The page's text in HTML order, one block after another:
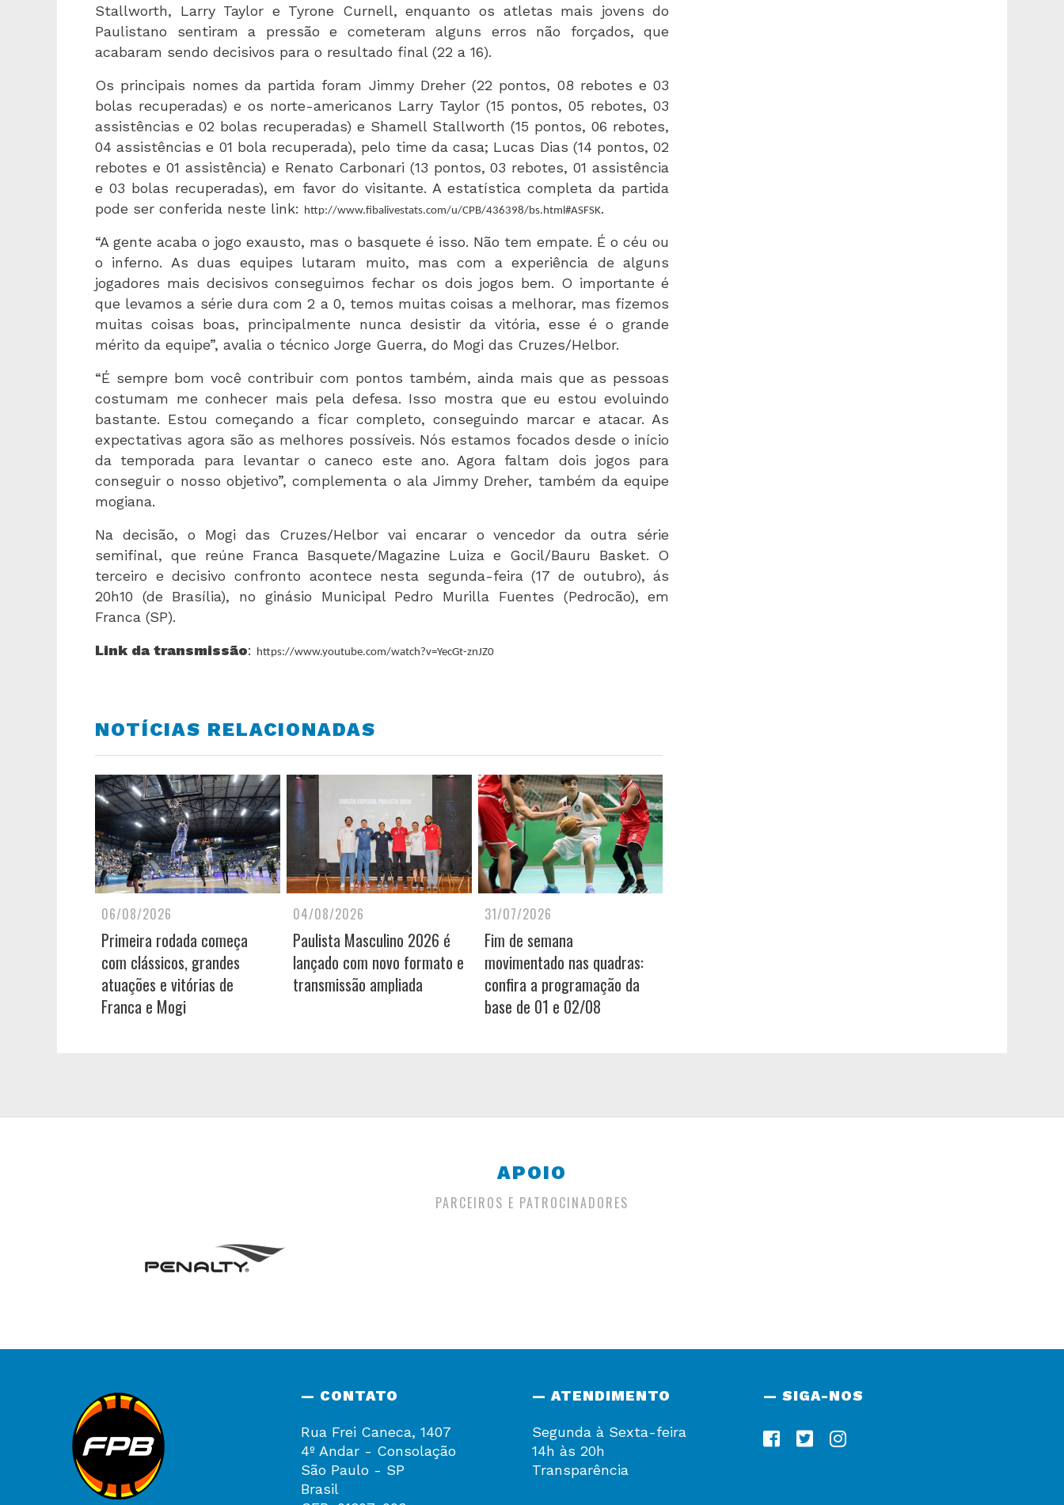
Stallworth, Larry Taylor e Tyrone Curnell, enquanto os atletas mais jovens do
Paulistano sentiram a pressão e cometeram alguns erros não forçados, que
acabaram sendo decisivos para o resultado final (22 a 16).
Os principais nomes da partida foram Jimmy Dreher (22 pontos, 08 rebotes e 03
bolas recuperadas) e os norte-americanos Larry Taylor (15 pontos, 05 rebotes, 03
assistências e 02 bolas recuperadas) e Shamell Stallworth (15 pontos, 06 rebotes,
04 assistências e 01 bola recuperada), pelo time da casa; Lucas Dias (14 pontos, 02
rebotes e 01 assistência) e Renato Carbonari (13 pontos, 03 rebotes, 01 assistência
e 03 bolas recuperadas), em favor do visitante. A estatística completa da partida
pode ser conferida neste link: http://www.fibalivestats.com/u/CPB/436398/bs.html#ASFSK.
“A gente acaba o jogo exausto, mas o basquete é isso. Não tem empate. É o céu ou
o inferno. As duas equipes lutaram muito, mas com a experiência de alguns
jogadores mais decisivos conseguimos fechar os dois jogos bem. O importante é
que levamos a série dura com 2 a 0, temos muitas coisas a melhorar, mas fizemos
muitas coisas boas, principalmente nunca desistir da vitória, esse é o grande
mérito da equipe”, avalia o técnico Jorge Guerra, do Mogi das Cruzes/Helbor.
“É sempre bom você contribuir com pontos também, ainda mais que as pessoas
costumam me conhecer mais pela defesa. Isso mostra que eu estou evoluindo
bastante. Estou começando a ficar completo, conseguindo marcar e atacar. As
expectativas agora são as melhores possíveis. Nós estamos focados desde o início
da temporada para levantar o caneco este ano. Agora faltam dois jogos para
conseguir o nosso objetivo”, complementa o ala Jimmy Dreher, também da equipe
mogiana.
Na decisão, o Mogi das Cruzes/Helbor vai encarar o vencedor da outra série
semifinal, que reúne Franca Basquete/Magazine Luiza e Gocil/Bauru Basket. O
terceiro e decisivo confronto acontece nesta segunda-feira (17 de outubro), ás
20h10 (de Brasília), no ginásio Municipal Pedro Murilla Fuentes (Pedrocão), em
Franca (SP).
Link da transmissão: https://www.youtube.com/watch?v=YecGt-znJZ0
NOTÍCIAS RELACIONADAS
06/08/2026
Primeira rodada começa
com clássicos, grandes
atuações e vitórias de
Franca e Mogi
04/08/2026
Paulista Masculino 2026 é
lançado com novo formato e
transmissão ampliada
31/07/2026
Fim de semana
movimentado nas quadras:
confira a programação da
base de 01 e 02/08
APOIO
PARCEIROS E PATROCINADORES
— CONTATO
Rua Frei Caneca, 1407
4º Andar - Consolação
São Paulo - SP
Brasil
— ATENDIMENTO
Segunda à Sexta-feira
14h às 20h
Transparência
— SIGA-NOS